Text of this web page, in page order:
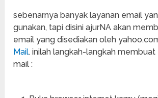
sebenarnya banyak layanan email
gunakan, tapi disini ajurNA akan
email yang disediakan oleh
Mail. inilah langkah-langkah membuat
mail :